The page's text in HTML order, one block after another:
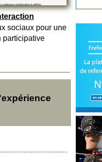
sociaux pour une
participative